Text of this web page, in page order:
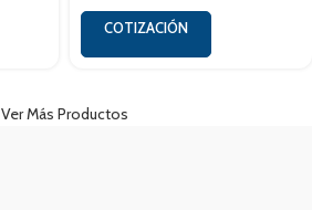
COTIZACIÓN
Ver Más Productos